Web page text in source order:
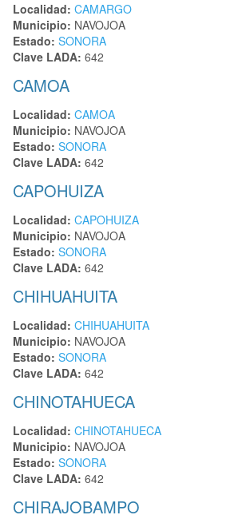
Localidad: CAMARGO
Municipio: NAVOJOA
Estado: SONORA
Clave LADA: 642
CAMOA
Localidad: CAMOA
Municipio: NAVOJOA
Estado: SONORA
Clave LADA: 642
CAPOHUIZA
Localidad: CAPOHUIZA
Municipio: NAVOJOA
Estado: SONORA
Clave LADA: 642
CHIHUAHUITA
Localidad: CHIHUAHUITA
Municipio: NAVOJOA
Estado: SONORA
Clave LADA: 642
CHINOTAHUECA
Localidad: CHINOTAHUECA
Municipio: NAVOJOA
Estado: SONORA
Clave LADA: 642
CHIRAJOBAMPO